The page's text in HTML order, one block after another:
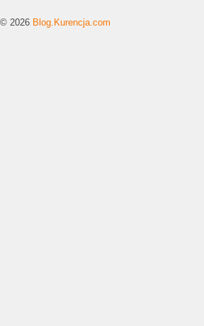
© 2026 Blog.Kurencja.com